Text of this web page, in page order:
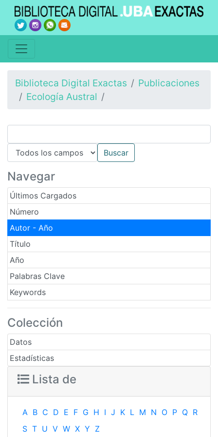
Biblioteca Digital Exactas
Publicaciones
Ecología Austral
Navegar
Últimos Cargados
Número
Autor - Año
Título
Año
Palabras Clave
Keywords
Colección
Datos
Estadísticas
Lista de
A B C D E F G H I J K L M N O P Q R
S T U V W X Y Z